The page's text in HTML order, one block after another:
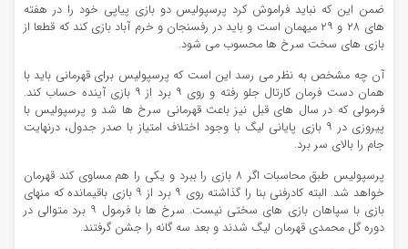
ضمن این که نباید فراموش کرد پرسپولیس دو بازی پیاپی خود را در هفته
های ۲۸ و ۲۹ میهمان است و باید در رفسنجان و خرم آباد بازی کند که قطعا از
بازی های سخت سرخ ها محسوب می شود.
آن چه مشخص به نظر می رسد این است که پرسپولیس برای قهرمانی باید با
همان دست فرمان کارتال جلو رفته و روی ۹ برد از ۹ بازی آینده حساب کند.
فرمولی که در سال های قبل نیز باعث قهرمانی سرخ ها شد و پرسپولیس با
پیروزی در ۹ بازی پایانی لیگ با وجود اختلاف امتیاز با صدر جدول، درنهایت
جام را بالای سر برد.
پرسپولیس طبق محاسبات اگر ۸ بازی را ببرد و یکی را هم مساوی کند قهرمان
خواهد شد. البته کادرفنی بنا را گذاشته روی ۹ برد از ۹ بازی باقیمانده که منهای
بازی با سپاهان بازی های سختی نیست. سرخ ها با فرمول ۹ برد متوالی در
دوره گل محمدی قهرمان لیگ شدند و بعد سه گانه را جشن گرفتند.